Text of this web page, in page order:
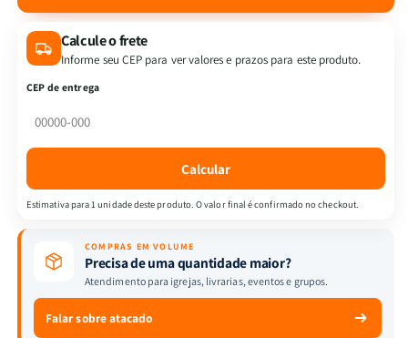
Kit
Aventuras
Bíblicas
Infantis
Atividades
+
Dev.
Histórias
Bíblicas
para
Dormir
Kit
Aventuras
Bíblicas
+
Dev.
+
Histórias
Bíblicas
Dormir
Calcule o frete
Informe seu CEP para ver valores e prazos para este produto.
CEP de entrega
Calcular
Estimativa para 1 unidade deste produto. O valor final é confirmado no checkout.
COMPRAS EM VOLUME
Precisa de uma quantidade maior?
Atendimento para igrejas, livrarias, eventos e grupos.
Falar sobre atacado